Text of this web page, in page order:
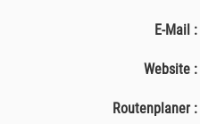
E-Mail :
Website :
Routenplaner :